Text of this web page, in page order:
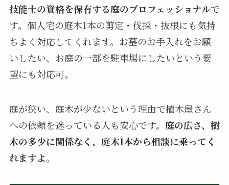
技能士の資格を保有する庭のプロフェッショナルで
す。個人宅の庭木1本の剪定・伐採・抜根にも気持
ちよく対応してくれます。お墓のお手入れをお願
いしたい、お庭の一部を駐車場にしたいという要
望にも対応可。
庭が狭い、庭木が少ないという理由で植木屋さん
への依頼を迷っている人も安心です。 庭の広さ、樹
木の多少に関係なく、庭木1本から相談に乗ってく
れますよ。